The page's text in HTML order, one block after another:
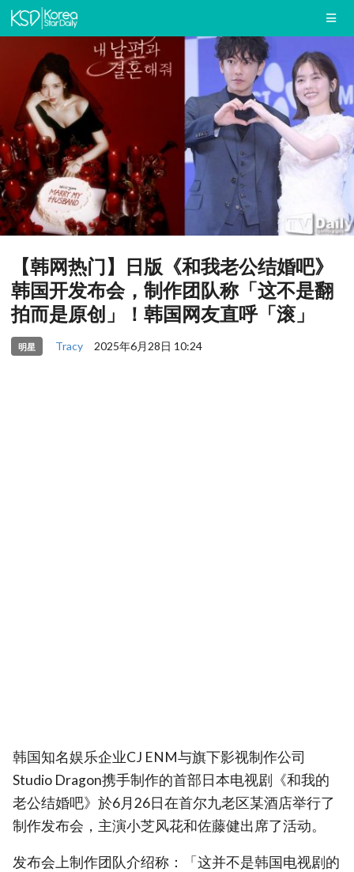
【韩网热门】日版《和我老公结婚吧》
韩国开发布会，制作团队称「这不是翻
拍而是原创」！韩国网友直呼「滚」
明星 Tracy 2025年6月28日 10:24
韩国知名娱乐企业CJ ENM与旗下影视制作公司
Studio Dragon携手制作的首部日本电视剧《和我的
老公结婚吧》於6月26日在首尔九老区某酒店举行了
制作发布会，主演小芝风花和佐藤健出席了活动。
发布会上制作团队介绍称：「这并不是韩国电视剧的